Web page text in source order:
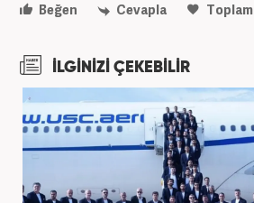
Beğen
Cevapla Toplam
İLGİNİZİ ÇEKEBİLİR